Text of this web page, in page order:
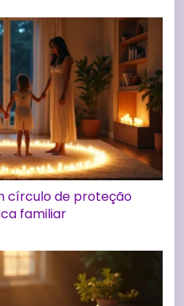
círculo de proteção
familiar